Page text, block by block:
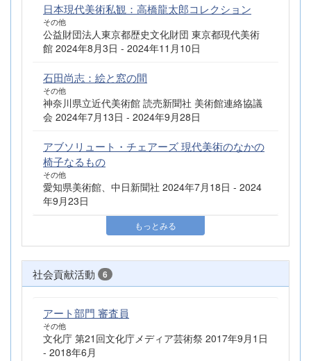
日本現代美術私観：高橋龍太郎コレクション
その他
公益財団法人東京都歴史文化財団 東京都現代美術
館 2024年8月3日 - 2024年11月10日
石田尚志：絵と窓の間
その他
神奈川県立近代美術館 読売新聞社 美術館連絡協議
会 2024年7月13日 - 2024年9月28日
アブソリュート・チェアーズ 現代美術のなかの
椅子なるもの
その他
愛知県美術館、中日新聞社 2024年7月18日 - 2024
年9月23日
もっとみる
社会貢献活動 6
アート部門 審査員
その他
文化庁 第21回文化庁メディア芸術祭 2017年9月1日
- 2018年6月